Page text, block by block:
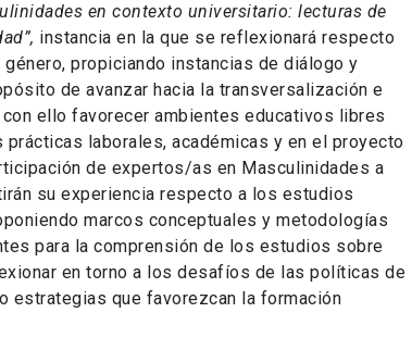
en contexto universitario: lecturas de
instancia en la que se reflexionará respecto
propiciando instancias de diálogo y
de avanzar hacia la transversalización e
ello favorecer ambientes educativos libres
laborales, académicas y en el proyecto
de expertos/as en Masculinidades a
su experiencia respecto a los estudios
marcos conceptuales y metodologías
para la comprensión de los estudios sobre
en torno a los desafíos de las políticas de
estrategias que favorezcan la formación